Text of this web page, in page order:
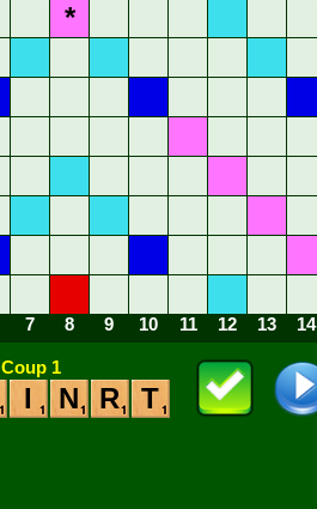
*
7 8 9 10 11 12 13 14
Coup 1
I N R T